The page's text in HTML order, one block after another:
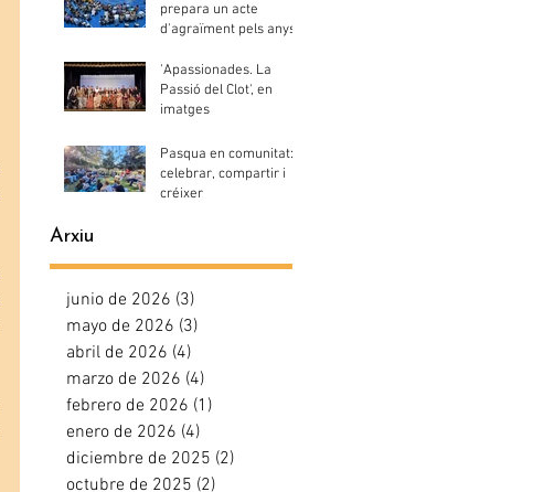
prepara un acte
d'agraïment pels anys
barri
'Apassionades. La
Passió del Clot', en
imatges
Pasqua en comunitat:
celebrar, compartir i
créixer
Arxiu
junio de 2026 (3)
mayo de 2026 (3)
abril de 2026 (4)
marzo de 2026 (4)
febrero de 2026 (1)
enero de 2026 (4)
diciembre de 2025 (2)
octubre de 2025 (2)